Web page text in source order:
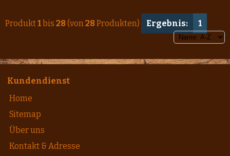
Produkt1 bis 28(von28Produkten) Ergebnis: 1
Kundendienst
Home
Sitemap
Über uns
Kontakt & Adresse